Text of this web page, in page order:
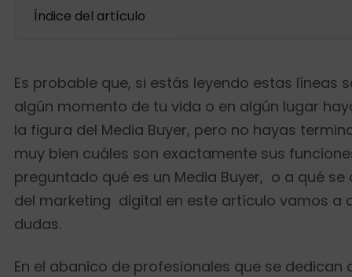
Índice del artículo
Es probable que, si estás leyendo estas líneas
algún momento de tu vida o en algún lugar
la figura del Media Buyer, pero no hayas
muy bien cuáles son exactamente sus
preguntado qué es un Media Buyer, o a qué
del marketing digital en este artículo vamos a
dudas.
En el abanico de profesionales que se dedican